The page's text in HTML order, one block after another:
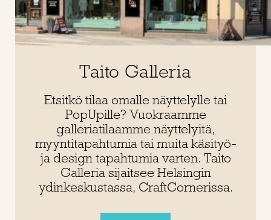
Taito Galleria
Etsitkö tilaa omalle näyttelylle tai
PopUpille? Vuokraamme
galleriatilaamme näyttelyitä,
myyntitapahtumia tai muita käsityö-
ja design tapahtumia varten. Taito
Galleria sijaitsee Helsingin
ydinkeskustassa, CraftCornerissa.